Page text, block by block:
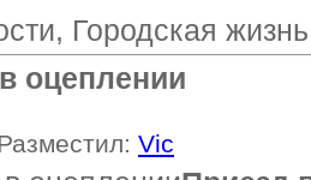
Городская
оцеплении
Vic